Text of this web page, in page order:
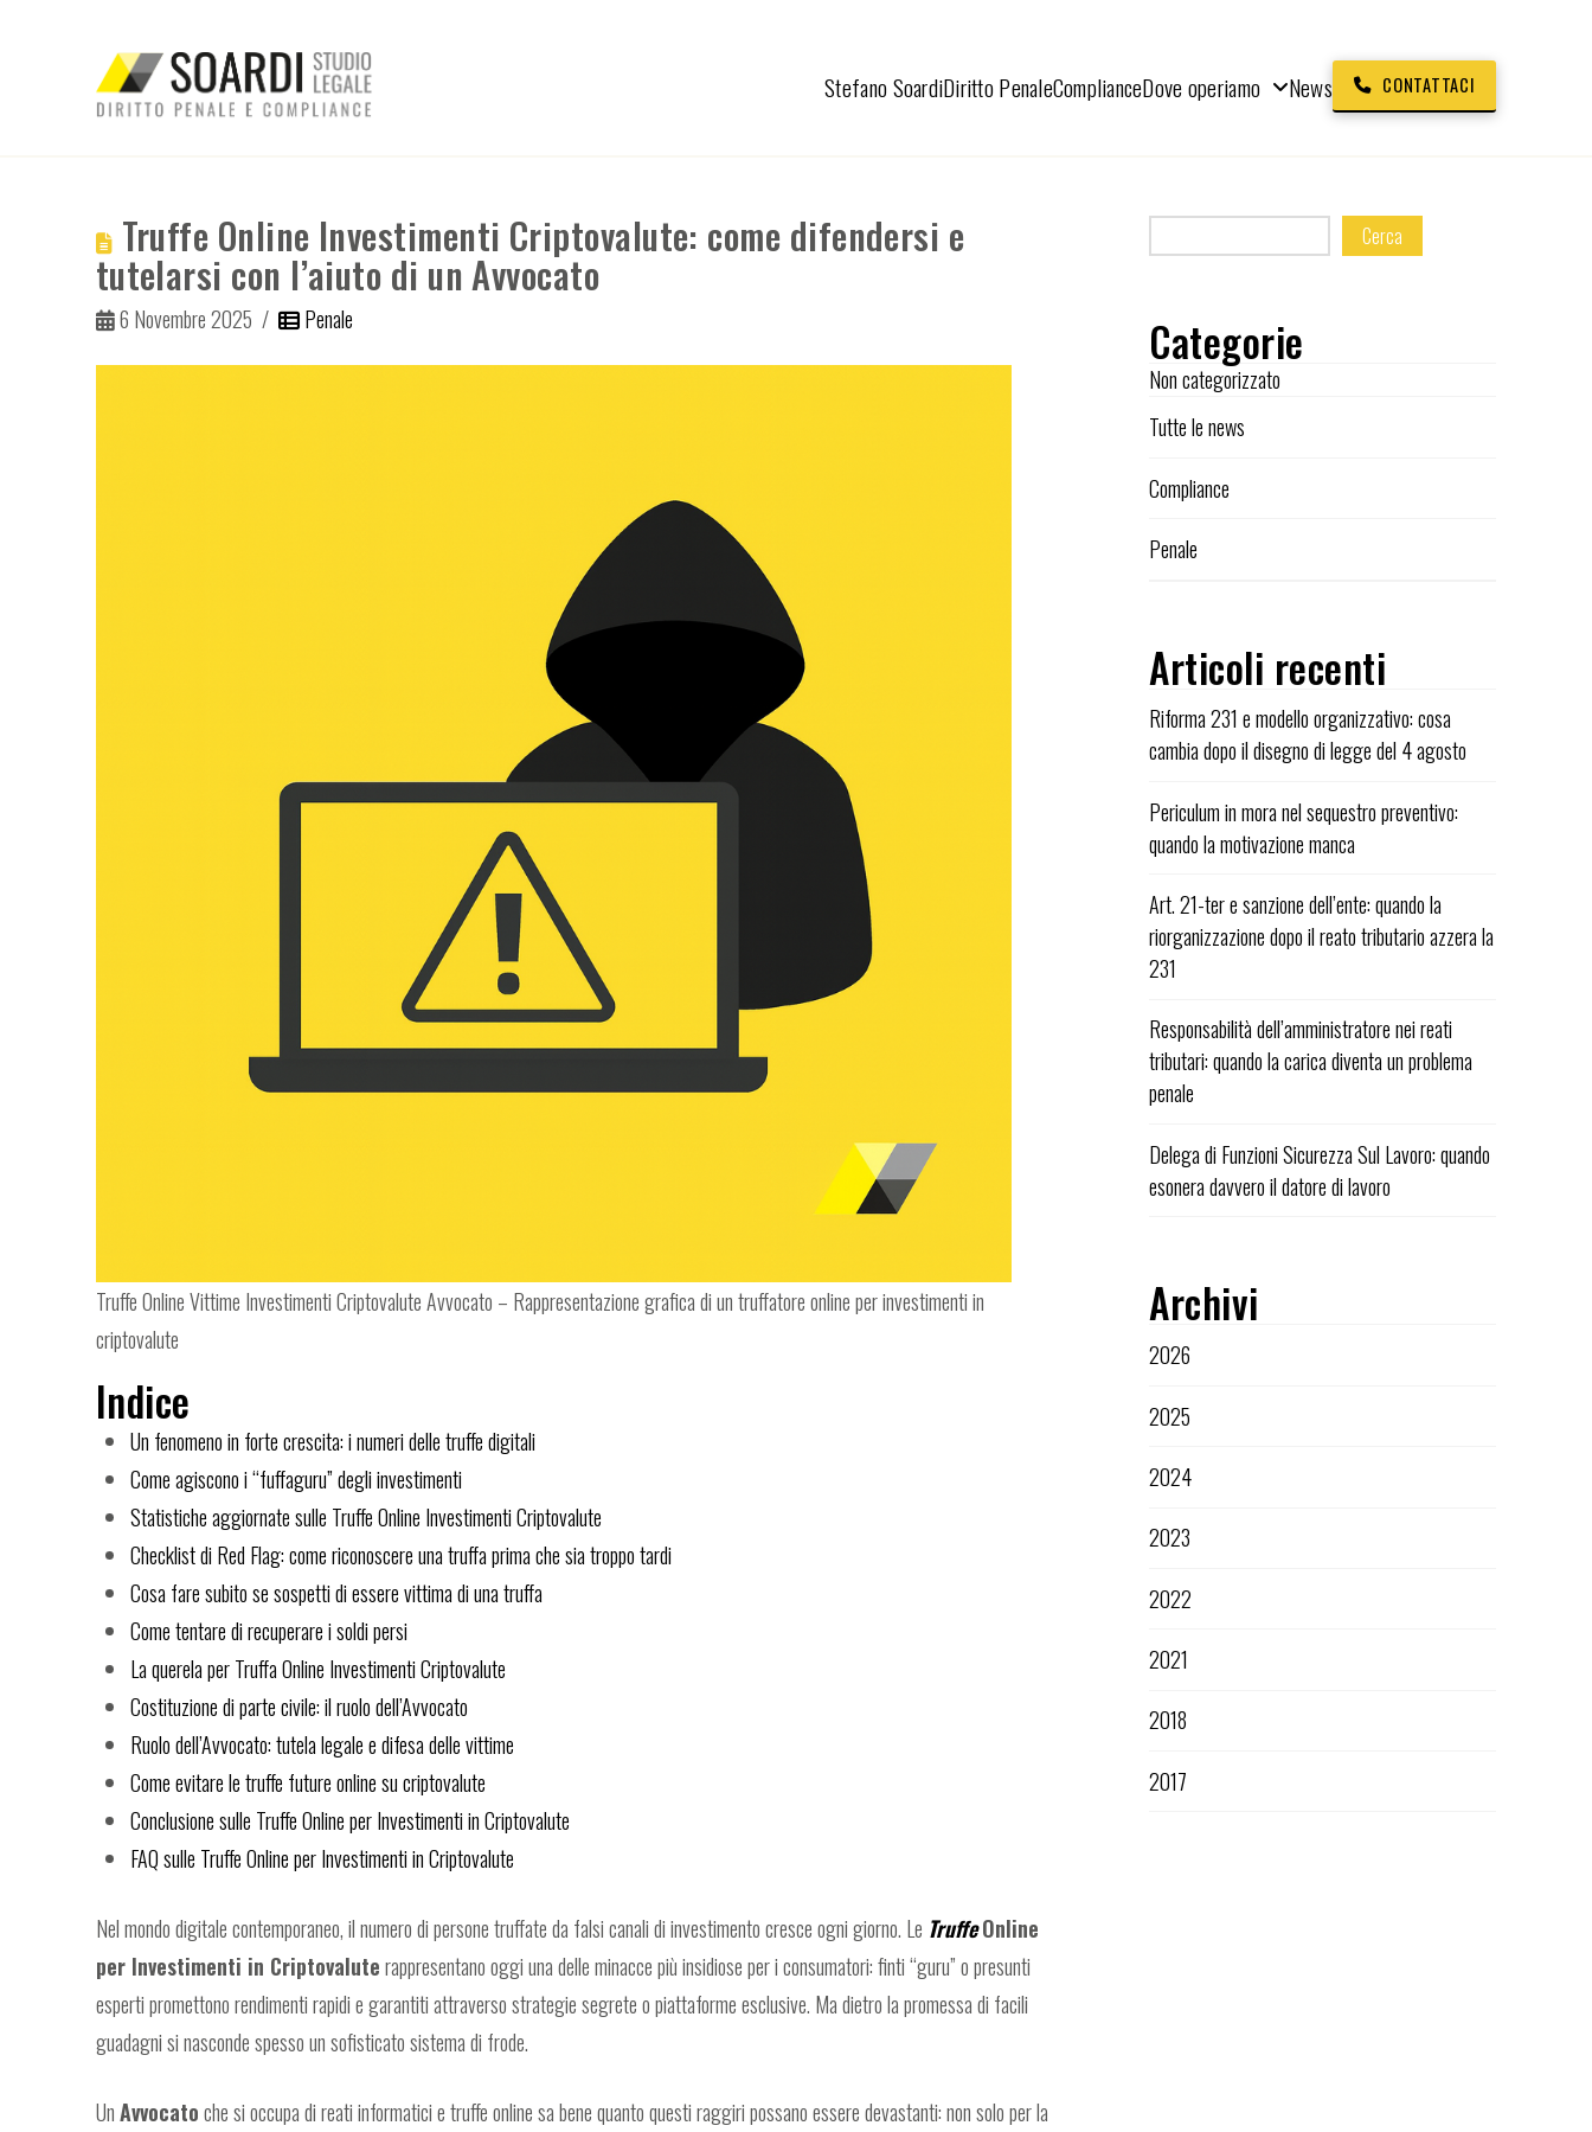
Stefano SoardiDiritto PenaleComplianceDove operiamo News CONTATTACI
Truffe Online Investimenti Criptovalute: come difendersi e
tutelarsi con l’aiuto di un Avvocato
6 Novembre 2025 Penale
Truffe Online Vittime Investimenti Criptovalute Avvocato – Rappresentazione grafica di un truffatore online per investimenti in
criptovalute
Indice
Un fenomeno in forte crescita: i numeri delle truffe digitali
Come agiscono i “fuffaguru” degli investimenti
Statistiche aggiornate sulle Truffe Online Investimenti Criptovalute
Checklist di Red Flag: come riconoscere una truffa prima che sia troppo tardi
Cosa fare subito se sospetti di essere vittima di una truffa
Come tentare di recuperare i soldi persi
La querela per Truffa Online Investimenti Criptovalute
Costituzione di parte civile: il ruolo dell’Avvocato
Ruolo dell’Avvocato: tutela legale e difesa delle vittime
Come evitare le truffe future online su criptovalute
Conclusione sulle Truffe Online per Investimenti in Criptovalute
FAQ sulle Truffe Online per Investimenti in Criptovalute
Nel mondo digitale contemporaneo, il numero di persone truffate da falsi canali di investimento cresce ogni giorno. Le TruffeOnline
per Investimenti in Criptovaluterappresentano oggi una delle minacce più insidiose per i consumatori: finti “guru” o presunti
esperti promettono rendimenti rapidi e garantiti attraverso strategie segrete o piattaforme esclusive. Ma dietro la promessa di facili
guadagni si nasconde spesso un sofisticato sistema di frode.
UnAvvocatoche si occupa di reati informatici e truffe online sa bene quanto questi raggiri possano essere devastanti: non solo per la
Cerca
Categorie
Non categorizzato
Tutte le news
Compliance
Penale
Articoli recenti
Riforma 231 e modello organizzativo: cosa
cambia dopo il disegno di legge del 4 agosto
Periculum in mora nel sequestro preventivo:
quando la motivazione manca
Art. 21-ter e sanzione dell’ente: quando la
riorganizzazione dopo il reato tributario azzera la
231
Responsabilità dell’amministratore nei reati
tributari: quando la carica diventa un problema
penale
Delega di Funzioni Sicurezza Sul Lavoro: quando
esonera davvero il datore di lavoro
Archivi
2026
2025
2024
2023
2022
2021
2018
2017